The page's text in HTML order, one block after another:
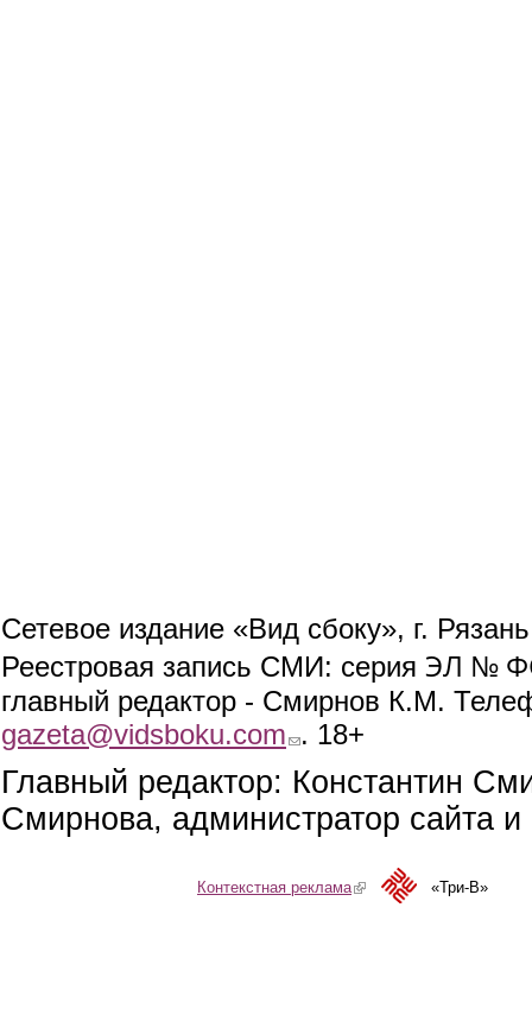
Сетевое издание «Вид сбоку», г.
Реестровая запись СМИ: серия ЭЛ №
главный редактор - Смирнов К.М.
gazeta@vidsboku.com (link sends e-mail)
. 18+
Главный редактор: Константин
Смирнова, администратор сайта
Контекстная реклама(link is external)«Три-В»